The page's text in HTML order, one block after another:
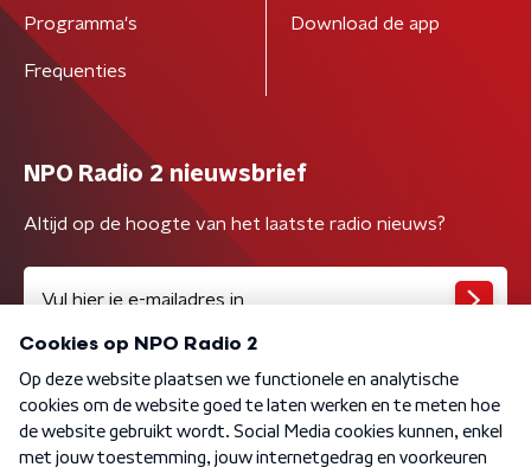
Programma's
Frequenties
Download de app
NPO Radio 2 nieuwsbrief
Altijd op de hoogte van het laatste radio nieuws?
Algemene voorwaarden